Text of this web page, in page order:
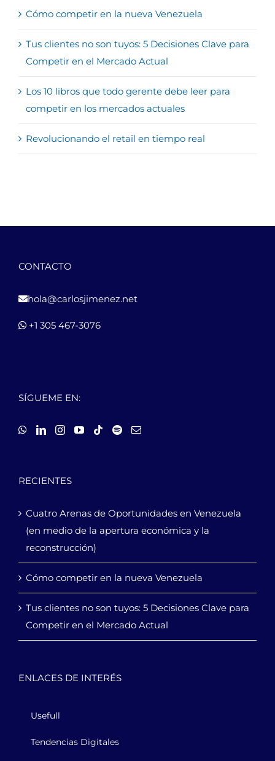
Cómo competir en la nueva Venezuela
Tus clientes no son tuyos: 5 Decisiones Clave para
Competir en el Mercado Actual
Los 10 libros que todo gerente debe leer para
competir en los mercados actuales
Revolucionando el retail en tiempo real
CONTACTO
hola@carlosjimenez.net
+1 305 467-3076
SÍGUEME EN:
RECIENTES
Cuatro Arenas de Oportunidades en Venezuela
(en medio de la apertura económica y la
reconstrucción)
Cómo competir en la nueva Venezuela
Tus clientes no son tuyos: 5 Decisiones Clave para
Competir en el Mercado Actual
ENLACES DE INTERÉS
Usefull
Tendencias Digitales